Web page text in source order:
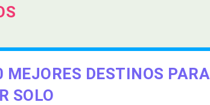
MEJORES DESTINOS PARA
SOLO